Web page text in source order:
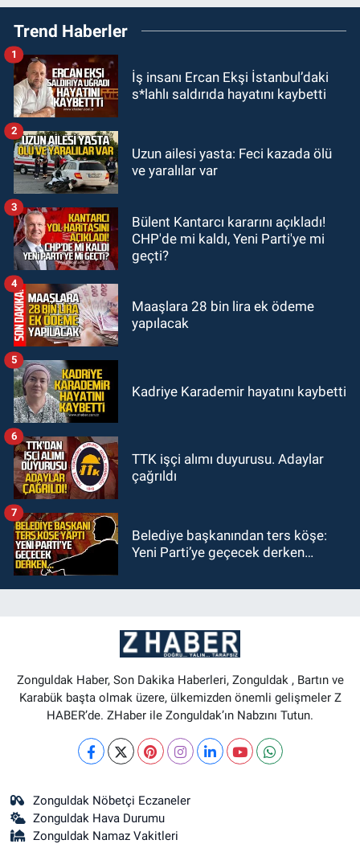
21:50Yoldan çıktı karşı şeride
fırladı: Çok sayıda yaralı var
21:38
21:12Yönetim kulübü önce borç
GÜNDEM
20:56Otomobilin çarptığı yaşlı
adam hayatını kaybetti
Trend Haberler
İş insanı Ercan Ekşi İstanbul’daki
s*lahlı saldırıda hayatını kaybetti
1
Uzun ailesi yasta: Feci kazada ölü
ve yaralılar var
2
Bülent Kantarcı kararını açıkladı!
CHP'de mi kaldı, Yeni Parti'ye mi
geçti?
3
Maaşlara 28 bin lira ek ödeme
yapılacak
4
Kadriye Karademir hayatını kaybetti
5
TTK işçi alımı duyurusu. Adaylar
çağrıldı
6
Belediye başkanından ters köşe:
Yeni Parti’ye geçecek derken…
7
Zonguldak Haber, Son Dakika Haberleri, Zonguldak , Bartın ve
Karabük başta olmak üzere, ülkemizden önemli gelişmeler Z
HABER’de. ZHaber ile Zonguldak’ın Nabzını Tutun.
Zonguldak Nöbetçi Eczaneler
Zonguldak Hava Durumu
Zonguldak Namaz Vakitleri